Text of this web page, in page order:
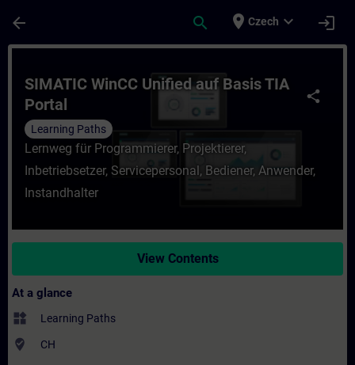
arrow_back search place Czech expand_more login
share
SIMATIC WinCC Unified auf Basis TIA
Portal
Learning Paths
Lernweg für Programmierer, Projektierer,
Inbetriebsetzer, Servicepersonal, Bediener, Anwender,
Instandhalter
View Contents
At a glance
widgets Learning Paths
where_to_vote CH